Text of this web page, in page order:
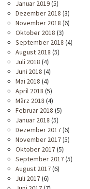
Januar 2019(5)
Dezember 2018 (3)
November 2018 (6)
Oktober 2018 (3)
September 2018 (4)
August 2018 (5)
Juli 2018 (4)
Juni 2018 (4)
Mai 2018 (4)
April 2018 (5)
März 2018 (4)
Februar 2018 (5)
Januar 2018 (5)
Dezember 2017(6)
November 2017(5)
Oktober 2017(5)
September 2017(5)
August 2017(6)
Juli 2017(6)